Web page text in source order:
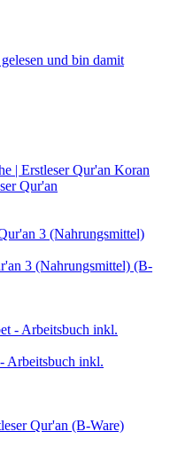
und bin damit
Koran
Qur'an
3 (Nahrungsmittel) (B-
Arbeitsbuch inkl.
Qur'an (B-Ware)